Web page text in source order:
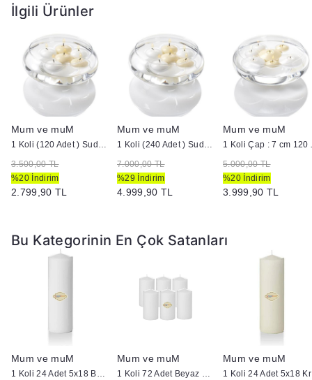
İlgili Ürünler
Mum ve muM
1 Koli (120 Adet ) Suda Yüzen Mum
3.500,00 TL
%20 İndirim
2.799,90 TL
Mum ve muM
1 Koli (240 Adet ) Suda Yüzen Mum
7.000,00 TL
%29 İndirim
4.999,90 TL
Mum ve muM
1 Koli
5.000,00 TL
%20 İndirim
3.999,90 TL
Bu Kategorinin En Çok Satanları
Mum ve muM
1 Koli 24 Adet 5x18 Beyaz Silindir Kütük Mum
Mum ve muM
1 Koli 72 Adet Beyaz Bar Mum
Mum ve muM